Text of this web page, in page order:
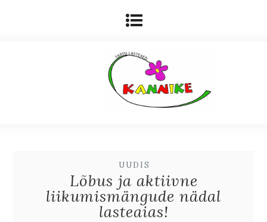
UUDIS
Lõbus ja aktiivne
liikumismängude nädal
lasteaias!